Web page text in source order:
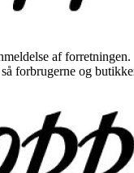
af forretningen.
forbrugerne og